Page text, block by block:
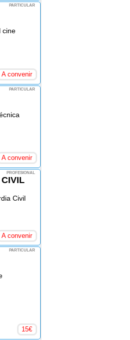
PARTICULAR
cine
A convenir
PARTICULAR
A convenir
PROFESIONAL
Civil
A convenir
PARTICULAR
15€